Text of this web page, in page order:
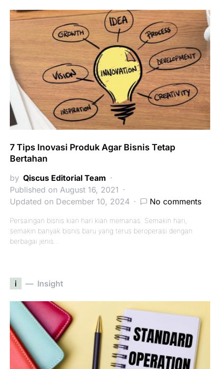
7 Tips Inovasi Produk Agar Bisnis Tetap
Bertahan
by Qiscus Editorial Team
Published on August 16, 2021
Updated on December 10, 2024
No comments
Persaingan bisnis kian hari kian memanas. Semakin hari,
semakin banyak bisnis baru yang terus beroperasi dengan
berbagai jenis…
i Insight